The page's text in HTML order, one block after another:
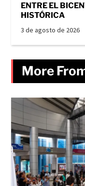
ENTRE EL
HISTÓRICA
3 de agosto de 2026
More